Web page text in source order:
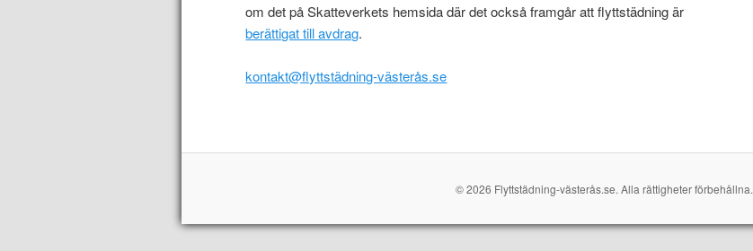
om det på Skatteverkets hemsida där det också framgår att flyttstädning är
berättigat till avdrag.
kontakt@flyttstädning-västerås.se
© 2026 Flyttstädning-västerås.se. Alla rättigheter förbehållna.